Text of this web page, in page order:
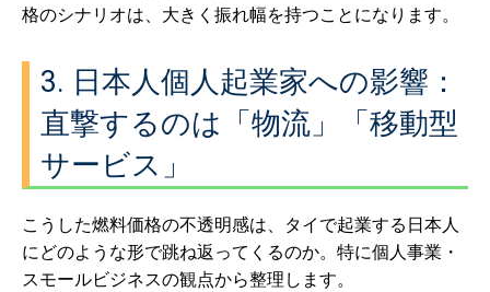
格のシナリオは、大きく振れ幅を持つことになります。
3. 日本人個人起業家への影響：
直撃するのは「物流」「移動型
サービス」
こうした燃料価格の不透明感は、タイで起業する日本人
にどのような形で跳ね返ってくるのか。特に個人事業・
スモールビジネスの観点から整理します。